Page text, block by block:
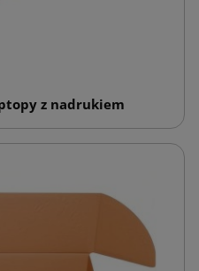
z nadrukiem